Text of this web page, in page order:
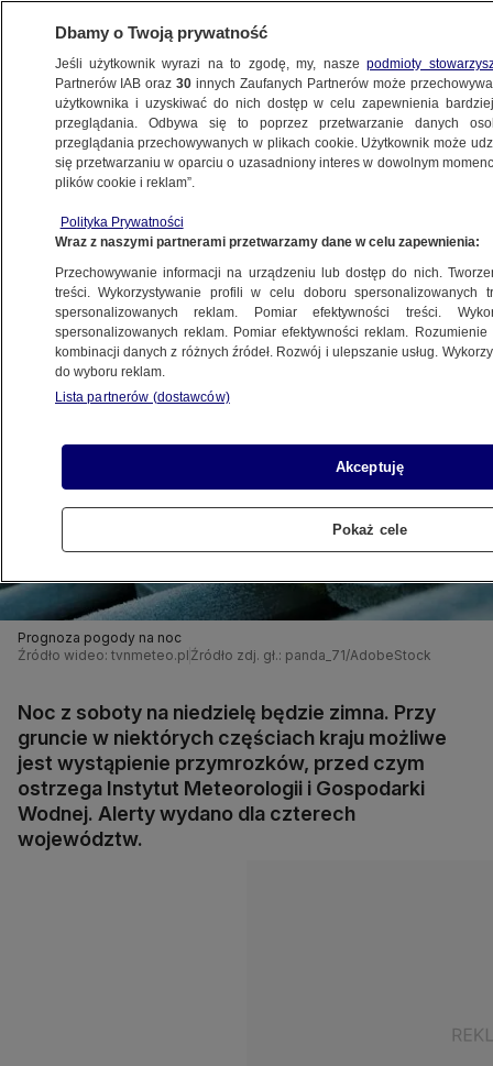
METEO
PROGNOZA
3.06.2023, 12:49Aktualizacja: 3.06.2023, 21:37
Udostępnij
Prognoza pogody na noc
Źródło wideo: tvnmeteo.pl Źródło zdj. gł.: panda_71/AdobeStock
Noc z soboty na niedzielę będzie zimna. Przy
gruncie w niektórych częściach kraju możliwe
jest wystąpienie przymrozków, przed czym
ostrzega Instytut Meteorologii i Gospodarki
Wodnej. Alerty wydano dla czterech
województw.
Dbamy o Twoją prywatność
Jeśli użytkownik wyrazi na to zgodę, my, naszepodmioty
Partnerów IAB oraz30 innych Zaufanych Partnerów może
użytkownika i uzyskiwać do nich dostęp w celu zapewnienia
przeglądania. Odbywa się to poprzez przetwarzanie danych
przeglądania przechowywanych w plikach cookie. Użytkownik może
się przetwarzaniu w oparciu o uzasadniony interes w dowolnym
plików cookie i reklam”.
Polityka Prywatności
Wraz z naszymi partnerami przetwarzamy dane w celu zapewnienia:
Przechowywanie informacji na urządzeniu lub dostęp do nich.
treści. Wykorzystywanie profili w celu doboru spersonalizowanych
spersonalizowanych reklam. Pomiar efektywności treści.
spersonalizowanych reklam. Pomiar efektywności reklam.
kombinacji danych z różnych źródeł. Rozwój i ulepszanie usług.
do wyboru reklam.
Lista partnerów (dostawców)
Akceptuję
Pokaż cele